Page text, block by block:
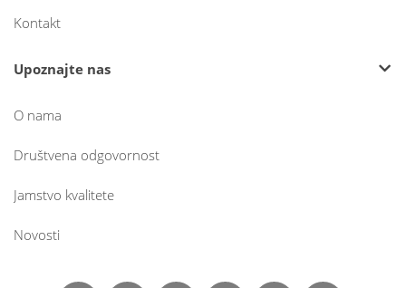
Kontakt
Upoznajte nas
O nama
Društvena odgovornost
Jamstvo kvalitete
Novosti